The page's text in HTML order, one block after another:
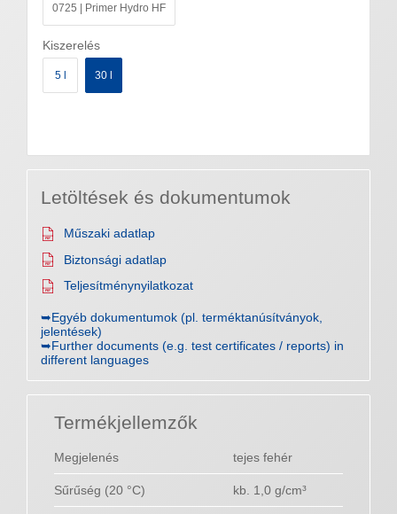
0725 | Primer Hydro HF
Kiszerelés
5 l 30 l
Letöltések és dokumentumok
Műszaki adatlap
Biztonsági adatlap
Teljesítménynyilatkozat
➥Egyéb dokumentumok (pl. terméktanúsítványok,
jelentések)
➥Further documents (e.g. test certificates / reports) in
different languages
Termékjellemzők
Megjelenés tejes fehér
Sűrűség (20 °C) kb. 1,0 g/cm³